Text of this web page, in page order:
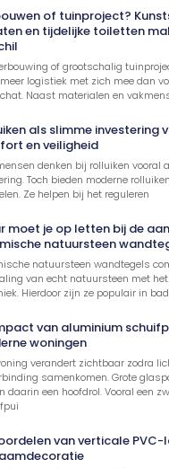
of tuinproject?
en tijdelijke toiletten
of grootschalig
logistiek met zich mee dan
Naast materialen en
als slimme investering
en veiligheid
denken bij rolluiken vooral
Toch bieden moderne
Ze helpen bij het reguleren
moet je op letten bij de
natuursteen
natuursteen wandtegels
van echt natuursteen met
Hierdoor zijn ze populair in
van aluminium
woningen
verandert zichtbaar zodra
samenkomen. Grote
daarin een hoofdrol. Vooral een
van verticale